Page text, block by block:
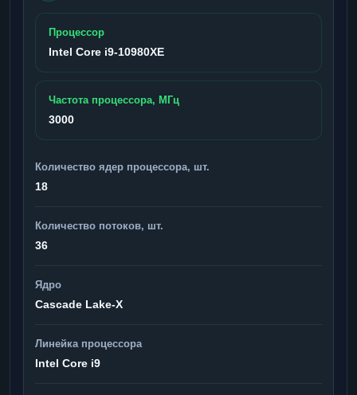
Процессор
Intel Core i9-10980XE
Частота процессора, МГц
3000
Количество ядер процессора, шт.
18
Количество потоков, шт.
36
Ядро
Cascade Lake-X
Линейка процессора
Intel Core i9